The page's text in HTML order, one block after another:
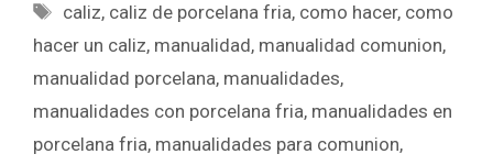
caliz, caliz de porcelana fria, como hacer, como
hacer un caliz, manualidad, manualidad comunion,
manualidad porcelana, manualidades,
manualidades con porcelana fria, manualidades en
porcelana fria, manualidades para comunion,